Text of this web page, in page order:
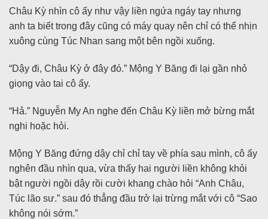
Châu Kỳ nhìn cô ấy như vậy liền ngứa ngáy tay nhưng
anh ta biết trong đây cũng có máy quay nên chỉ có thể nhịn
xuông cùng Túc Nhan sang một bên ngồi xuống.
“Dậy đi, Châu Kỳ ở đây đó.” Mộng Y Băng đi lại gần nhỏ
giọng vào tai cô ấy.
“Hả.” Nguyễn My An nghe đến Châu Kỳ liền mở bừng mắt
nghi hoặc hỏi.
Mộng Y Băng đứng dậy chỉ chỉ tay về phía sau mình, cô ấy
nghên đầu nhìn qua, vừa thấy hai người liền không khỏi
bật người ngồi dậy rồi cười khang chào hỏi “Anh Châu,
Túc lão sư.” sau đó thẳng đầu trở lại trừng mắt với cô “Sao
không nói sớm.”